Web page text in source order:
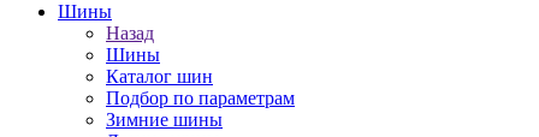
Шины
Назад
Шины
Каталог шин
Подбор по параметрам
Зимние шины